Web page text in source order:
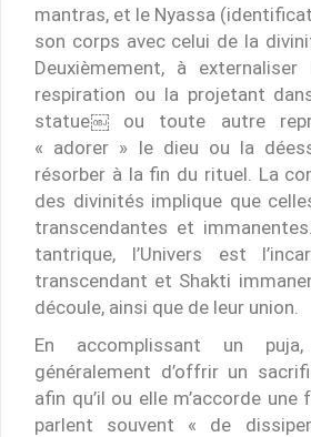
mantras, et le Nyassa
son corps avec celui de la
Deuxièmement, à
respiration ou la projetant
statue￼ ou toute autre
« adorer » le dieu ou la
résorber à la fin du rituel. La
des divinités implique que
transcendantes et
tantrique, l’Univers est
transcendant et Shakti
découle, ainsi que de leur union.
En accomplissant un
généralement d’offrir un
afin qu’il ou elle m’accorde une
parlent souvent « de